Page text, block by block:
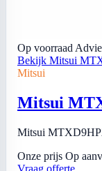
Op voorraad
Bekijk Mitsui
Mitsui
Mitsui
Mitsui
Onze prijs Op
Vraag offerte